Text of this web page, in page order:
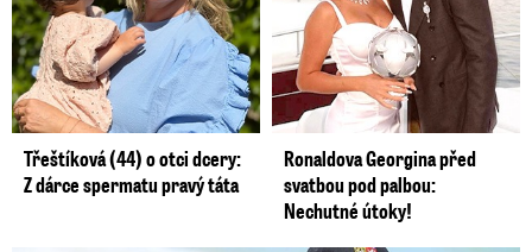
Třeštíková (44) o otci dcery:
Z dárce spermatu pravý táta
Ronaldova Georgina před
svatbou pod palbou:
Nechutné útoky!